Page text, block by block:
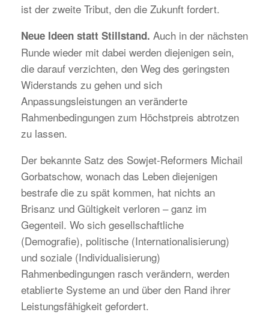
ist der zweite Tribut, den die Zukunft fordert.
Neue Ideen statt Stillstand. Auch in der nächsten
Runde wieder mit dabei werden diejenigen sein,
die darauf verzichten, den Weg des geringsten
Widerstands zu gehen und sich
Anpassungsleistungen an veränderte
Rahmenbedingungen zum Höchstpreis abtrotzen
zu lassen.
Der bekannte Satz des Sowjet-Reformers Michail
Gorbatschow, wonach das Leben diejenigen
bestrafe die zu spät kommen, hat nichts an
Brisanz und Gültigkeit verloren – ganz im
Gegenteil. Wo sich gesellschaftliche
(Demografie), politische (Internationalisierung)
und soziale (Individualisierung)
Rahmenbedingungen rasch verändern, werden
etablierte Systeme an und über den Rand ihrer
Leistungsfähigkeit gefordert.